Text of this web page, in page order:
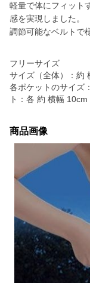
軽量で体にフィット
感を実現しました。
調節可能なベルトで
フリーサイズ
サイズ（全体）：約
各ポケットのサイズ
ト：各 約 横幅 10cm
商品画像